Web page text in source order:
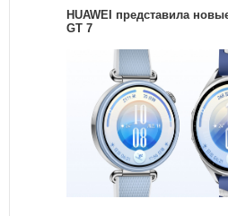
HUAWEI представила
GT 7